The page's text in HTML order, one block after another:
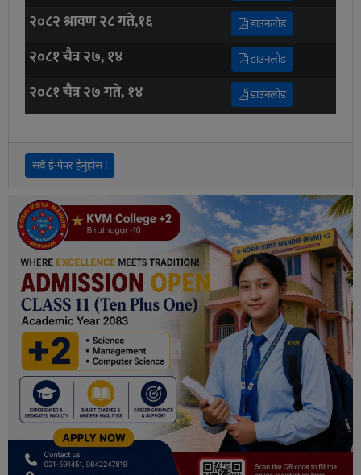
२०८२ श्रावण २८ गते,१६ डाउनलोड
२०८१ चैत्र २७, १४ डाउनलोड
२०८१ चैत्र २७ गते, १४ डाउनलोड
सबै ई-पेपर हेर्नुहोस !